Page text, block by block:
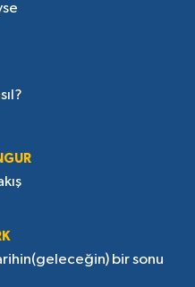
bir sonu